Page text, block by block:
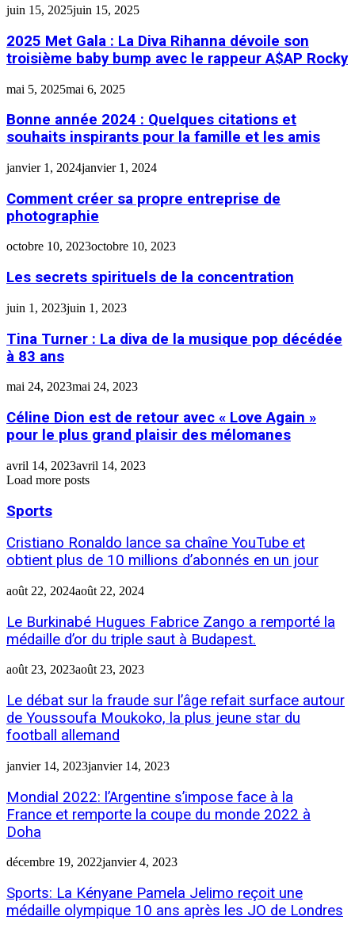
juin 15, 2025juin 15, 2025
2025 Met Gala : La Diva Rihanna dévoile son
troisième baby bump avec le rappeur A$AP Rocky
mai 5, 2025mai 6, 2025
Bonne année 2024 : Quelques citations et
souhaits inspirants pour la famille et les amis
janvier 1, 2024janvier 1, 2024
Comment créer sa propre entreprise de
photographie
octobre 10, 2023octobre 10, 2023
Les secrets spirituels de la concentration
juin 1, 2023juin 1, 2023
Tina Turner : La diva de la musique pop décédée
à 83 ans
mai 24, 2023mai 24, 2023
Céline Dion est de retour avec « Love Again »
pour le plus grand plaisir des mélomanes
avril 14, 2023avril 14, 2023
Load more posts
Sports
Cristiano Ronaldo lance sa chaîne YouTube et
obtient plus de 10 millions d’abonnés en un jour
août 22, 2024août 22, 2024
Le Burkinabé Hugues Fabrice Zango a remporté la
médaille d’or du triple saut à Budapest.
août 23, 2023août 23, 2023
Le débat sur la fraude sur l’âge refait surface autour
de Youssoufa Moukoko, la plus jeune star du
football allemand
janvier 14, 2023janvier 14, 2023
Mondial 2022: l’Argentine s’impose face à la
France et remporte la coupe du monde 2022 à
Doha
décembre 19, 2022janvier 4, 2023
Sports: La Kényane Pamela Jelimo reçoit une
médaille olympique 10 ans après les JO de Londres